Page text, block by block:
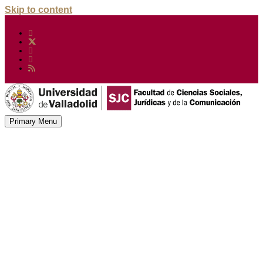
Skip to content
Primary Menu